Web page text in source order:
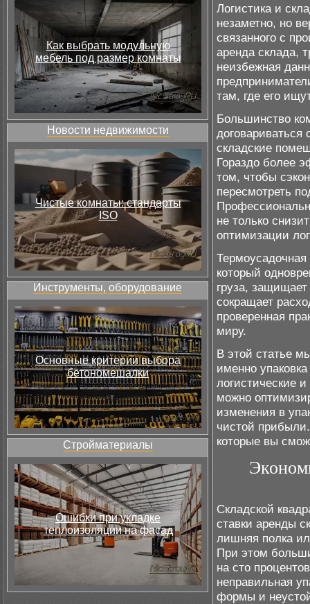
Как выбрать модульную
мебель под размер комнаты
Новости недвижимости
Чистые комнаты: стандарты
ISO
Инструменты, оборудование
Основные критерии выбора
бетономешалки
Стройматериалы
Ошибки при укладке
теплоизоляции на фасад
Логистика и
незаметно, но
связанного с
аренда склада,
неизбежная
там, где его
Большинство
складские
Гораздо более
том, чтобы
пересмотреть
не только
оптимизации
который
груза,
сокращает
проверенная
миру.
В этой статье
именно
логистические
можно
изменения в
чистой
которые вы
Складской
ставки аренды
лишняя полка
При этом
на сто
неправильная
формы и